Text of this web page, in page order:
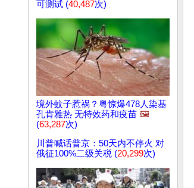
可测试 (40,487次)
境外蚊子惹祸？粤惊爆478人染基
孔肯雅热 无特效药和疫苗 🖼️
(63,287次)
川普喊话普京：50天内不停火 对
俄征100%二级关税 (20,299次)